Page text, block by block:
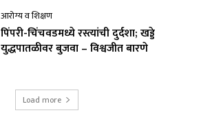
आरोग्य व शिक्षण
पिंपरी-चिंचवडमध्ये रस्त्यांची दुर्दशा; खड्डे
युद्धपातळीवर बुजवा – विश्वजीत बारणे
Load more